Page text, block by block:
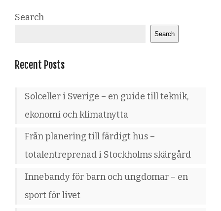
Search
Search
Recent Posts
Solceller i Sverige – en guide till teknik,
ekonomi och klimatnytta
Från planering till färdigt hus –
totalentreprenad i Stockholms skärgård
Innebandy för barn och ungdomar – en
sport för livet